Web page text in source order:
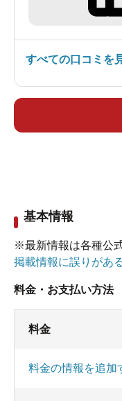
すべての口コミを
基本情報
※最新情報は各種公
掲載情報に誤りがあ
料金・お支払い方法
料金
料金の情報を追加